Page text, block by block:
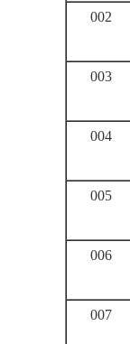
002
003
004
005
006
007